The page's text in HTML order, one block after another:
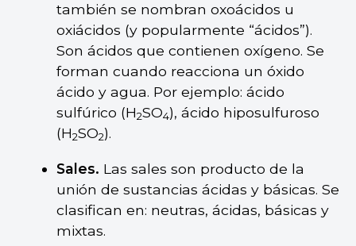
también se nombran oxoácidos u
oxiácidos (y popularmente “ácidos”).
Son ácidos que contienen oxígeno. Se
forman cuando reacciona un óxido
ácido y agua. Por ejemplo: ácido
sulfúrico (H2SO4), ácido hiposulfuroso
(H2SO2).
Sales. Las sales son producto de la
unión de sustancias ácidas y básicas. Se
clasifican en: neutras, ácidas, básicas y
mixtas.